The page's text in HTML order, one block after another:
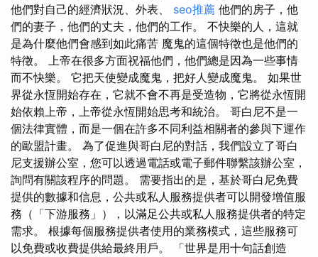
他們對自己的經濟狀況、外表、 seo推薦 他們的房子，他
們的妻子，他們的丈夫，他們的工作。 不快樂的人，這就
是為什麼他們會感到如此痛苦 魔鬼的這個特徵也是他們的
特徵。 上帝在很多方面祝福他們，他們總是因為一些事情
而不快樂。 它把天使變成魔鬼，把好人變成魔鬼。 如果世
界從永恆開始存在，它就不會不再是受造物，它將從永恆開
始依賴上帝，上帝從永恆開始思考和統治。 哥白尼不是一
個法律實體，而是一個在許多不同利益相關者的參與下運作
的歐盟計畫。 為了促進與哥白尼的對話，我們設立了哥白
尼支援辦公室，您可以透過電話或電子郵件聯繫該辦公室，
詢問有關該程序的問題。 需要指出的是，基於哥白尼免費
提供的數據和信息，公共或私人服務提供者可以開發增值服
務（「下游服務」），以滿足公共或私人服務提供者的特定
需求。 根據每個服務提供者使用的業務模式，這些服務可
以免費或收費提供給最終用戶。 「世界是用十句話創造